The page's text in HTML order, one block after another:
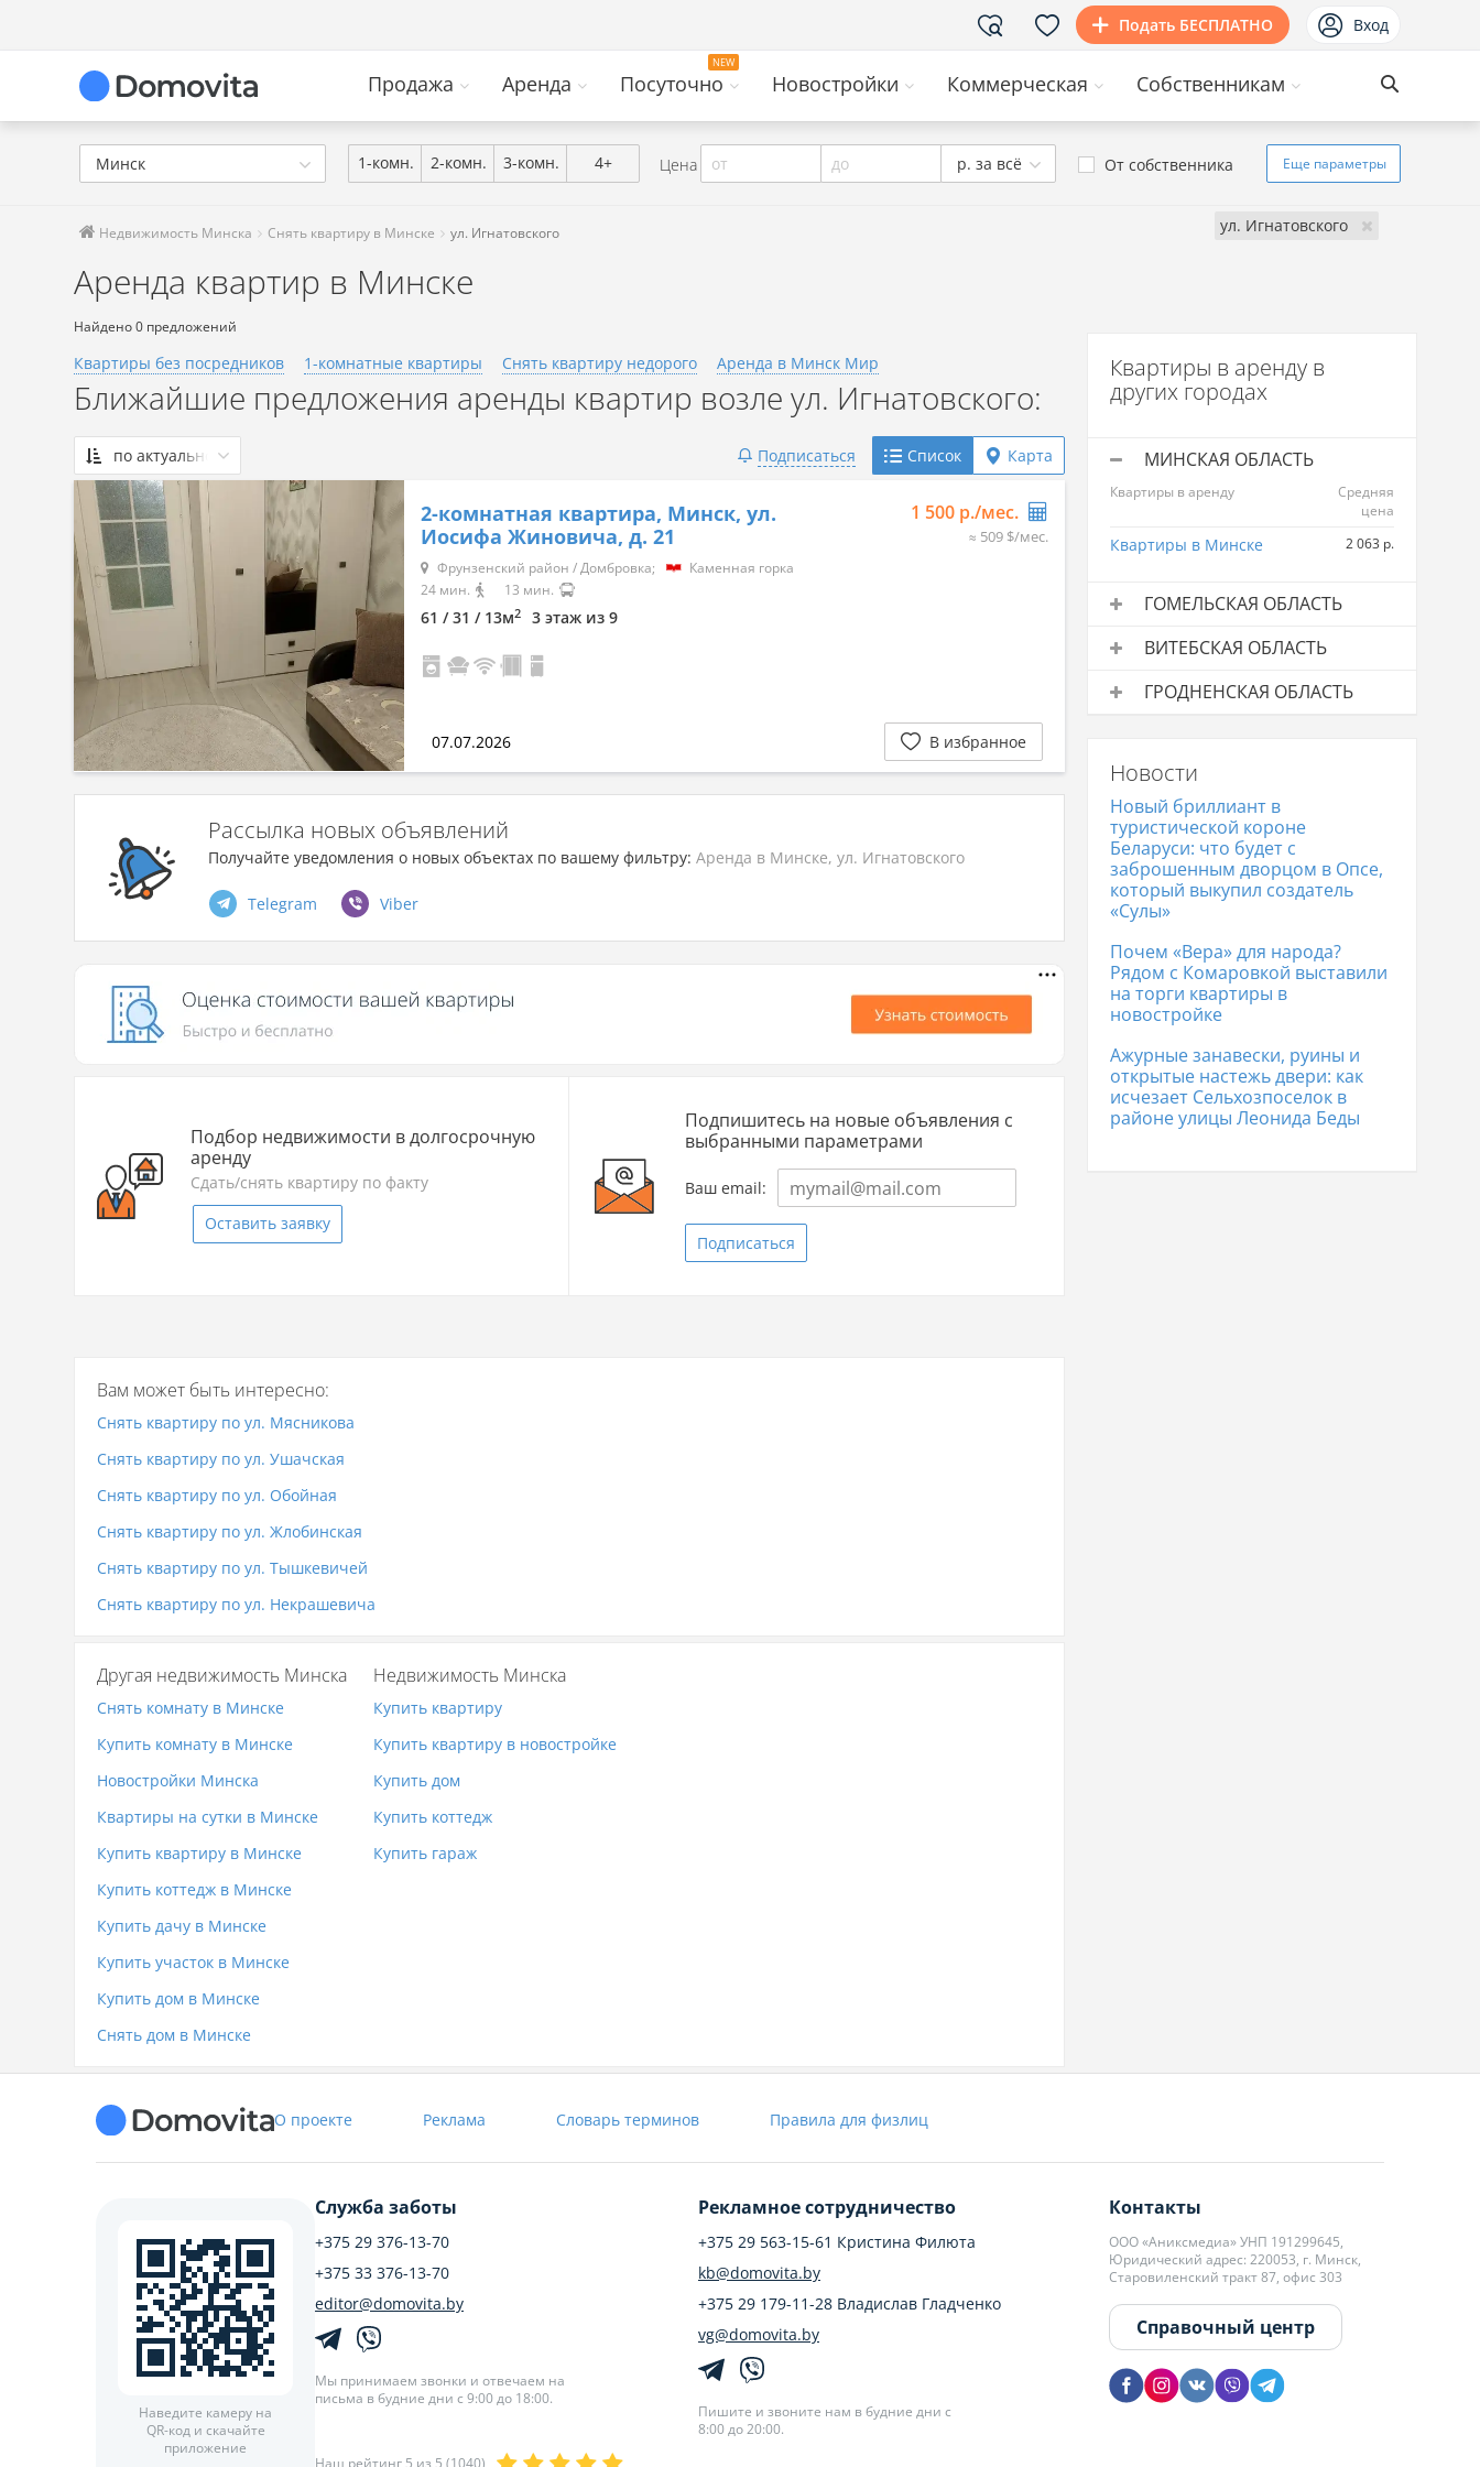
Подать БЕСПЛАТНО Вход
Продажа Аренда Посуточно Новостройки Коммерческая Собственникам
Минск 1-комн. 2-комн. 3-комн. 4+ Цена от до р. за всё От собственника Еще параметры
Недвижимость Минска Снять квартиру в Минске ул. Игнатовского ул. Игнатовского
Аренда квартир в Минске
Найдено 0 предложений
Квартиры без посредников 1-комнатные квартиры Снять квартиру недорого Аренда в Минск Мир
Ближайшие предложения аренды квартир возле ул. Игнатовского:
по актуальности
По актуальности
Сначала дешевые
Сначала дорогие
По комнатности: большая →
малая
По комнатности: малая →
большая
По площади: большая → малая
По площади: малая → большая
Подписаться Список Карта
2-комнатная квартира, Минск, ул.
Иосифа Жиновича, д. 21
Фрунзенский район / Домбровка;
Каменная горка
24 мин.
13 мин.
1 500 р./мес.
≈ 509 $/мес.
61 / 31 / 13м2 3 этаж из 9
07.07.2026 В избранное
Рассылка новых объявлений
Получайте уведомления о новых объектах по вашему фильтру: Аренда в Минске, ул. Игнатовского
Telegram Viber
Подбор недвижимости в долгосрочную
аренду
Сдать/снять квартиру по факту
Оставить заявку
Подпишитесь на новые объявления с
выбранными параметрами
Ваш email:
Подписаться
Квартиры в аренду в
других городах
МИНСКАЯ ОБЛАСТЬ
Квартиры в аренду
Средняя
цена
Квартиры в Минске 2 063 р.
ГОМЕЛЬСКАЯ ОБЛАСТЬ
Квартиры в Гомеле
ВИТЕБСКАЯ ОБЛАСТЬ
ГРОДНЕНСКАЯ ОБЛАСТЬ
Квартиры в Гродно
Новости
Новый бриллиант в
туристической короне
Беларуси: что будет с
заброшенным дворцом в Опсе,
который выкупил создатель
«Сулы»
Почем «Вера» для народа?
Рядом с Комаровкой выставили
на торги квартиры в
новостройке
Ажурные занавески, руины и
открытые настежь двери: как
исчезает Сельхозпоселок в
районе улицы Леонида Беды
Вам может быть интересно:
Снять квартиру по ул. Мясникова
Снять квартиру по ул. Ушачская
Снять квартиру по ул. Обойная
Снять квартиру по ул. Жлобинская
Снять квартиру по ул. Тышкевичей
Снять квартиру по ул. Некрашевича
Другая недвижимость Минска
Снять комнату в Минске
Купить комнату в Минске
Новостройки Минска
Квартиры на сутки в Минске
Купить квартиру в Минске
Купить коттедж в Минске
Купить дачу в Минске
Купить участок в Минске
Купить дом в Минске
Снять дом в Минске
Недвижимость Минска
Купить квартиру
Купить квартиру в новостройке
Купить дом
Купить коттедж
Купить гараж
О проекте Реклама Словарь терминов Правила для физлиц
Наведите камеру на
QR-код и скачайте
приложение
Служба заботы
+375 29 376-13-70
+375 33 376-13-70
editor@domovita.by
Мы принимаем звонки и отвечаем на
письма в будние дни с 9:00 до 18:00.
Рекламное сотрудничество
+375 29 563-15-61 Кристина Филюта
kb@domovita.by
+375 29 179-11-28 Владислав Гладченко
vg@domovita.by
Пишите и звоните нам в будние дни с
8:00 до 20:00.
Контакты
ООО «Аниксмедиа» УНП 191299645,
Юридический адрес: 220053, г. Минск,
Старовиленский тракт 87, офис 303
Справочный центр
Наш рейтинг 5 из 5 (1040)